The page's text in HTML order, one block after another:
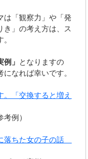
は「観察力」や「発
き」の考え方は、ス
」 となりますの
なれば幸いです。
。「交換すると増え
例）
落ちた女の子の話